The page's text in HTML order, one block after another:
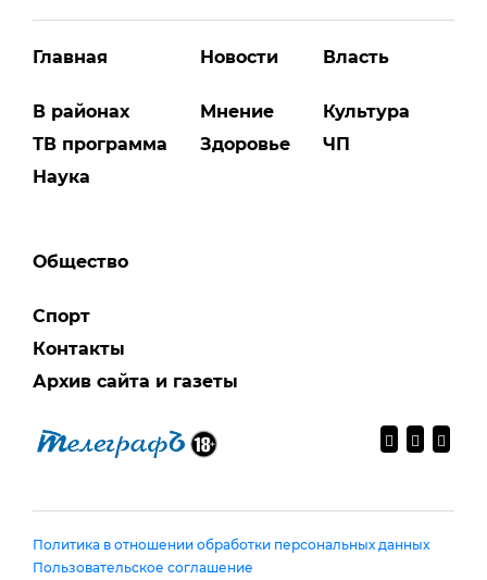
Главная
В районах
ТВ программа
Наука
Новости
Мнение
Здоровье
Власть
Культура
ЧП
Общество
Спорт
Контакты
Архив сайта и газеты
Политика в отношении обработки персональных данных
Пользовательское соглашение